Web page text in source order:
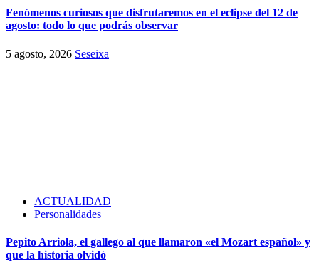
Fenómenos curiosos que disfrutaremos en el eclipse del 12 de
agosto: todo lo que podrás observar
5 agosto, 2026 Seseixa
ACTUALIDAD
Personalidades
Pepito Arriola, el gallego al que llamaron «el Mozart español» y
que la historia olvidó